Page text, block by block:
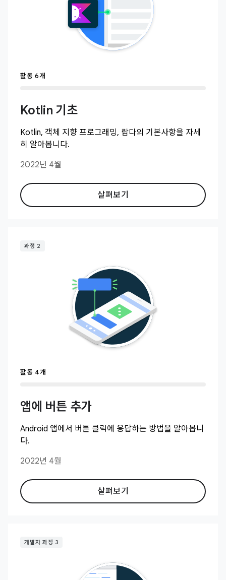
활동 6개
Kotlin 기초
Kotlin, 객체 지향 프로그래밍, 람다의 기본사항을 자세
히 알아봅니다.
2022년 4월
살펴보기
과정 2
활동 4개
앱에 버튼 추가
Android 앱에서 버튼 클릭에 응답하는 방법을 알아봅니
다.
2022년 4월
살펴보기
개발자 과정 3